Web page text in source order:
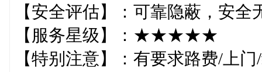
【安全评估】：可靠隐蔽，安
【服务星级】：★★★★★
【特别注意】：有要求路费/上